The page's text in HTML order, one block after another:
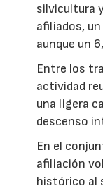
silvicultura
afiliados,
aunque un
Entre los
actividad
una ligera
descenso
En el
afiliación
histórico al